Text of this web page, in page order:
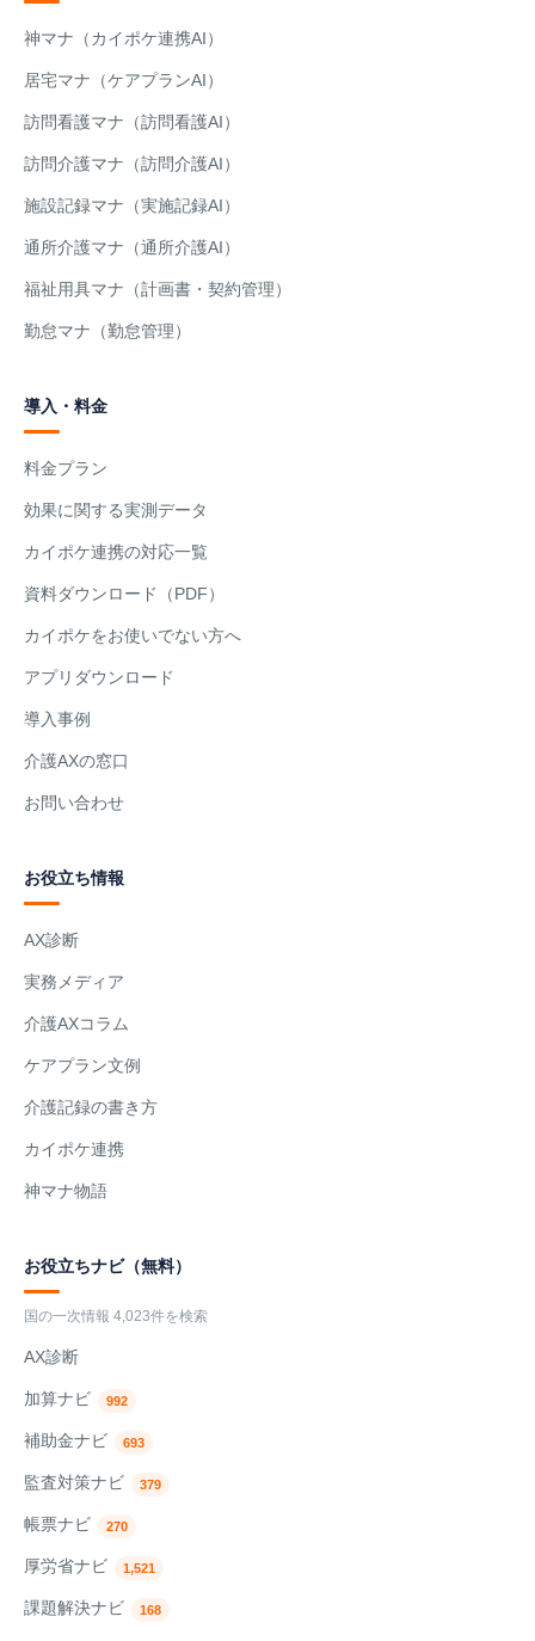
神マナ（カイポケ連携AI）
居宅マナ（ケアプランAI）
訪問看護マナ（訪問看護AI）
訪問介護マナ（訪問介護AI）
施設記録マナ（実施記録AI）
通所介護マナ（通所介護AI）
福祉用具マナ（計画書・契約管理）
勤怠マナ（勤怠管理）
導入・料金
料金プラン
効果に関する実測データ
カイポケ連携の対応一覧
資料ダウンロード（PDF）
カイポケをお使いでない方へ
アプリダウンロード
導入事例
介護AXの窓口
お問い合わせ
お役立ち情報
AX診断
実務メディア
介護AXコラム
ケアプラン文例
介護記録の書き方
カイポケ連携
神マナ物語
お役立ちナビ（無料）
国の一次情報 4,023件を検索
AX診断
加算ナビ 992
補助金ナビ 693
監査対策ナビ 379
帳票ナビ 270
厚労省ナビ 1,521
課題解決ナビ 168